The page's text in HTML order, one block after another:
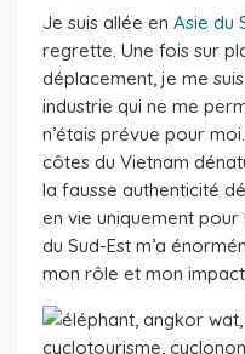
Je suis allée en Asie du
regrette. Une fois sur
déplacement, je me
industrie qui ne me
n’étais prévue pour
côtes du Vietnam
la fausse authenticité
en vie uniquement
du Sud-Est m’a
mon rôle et mon